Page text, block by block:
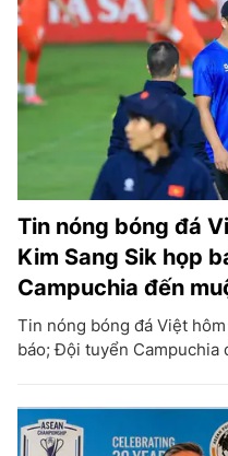
Tin nóng bóng đá
Kim Sang Sik họp
Campuchia đến
Tin nóng bóng đá Việt
báo; Đội tuyển Campuchia